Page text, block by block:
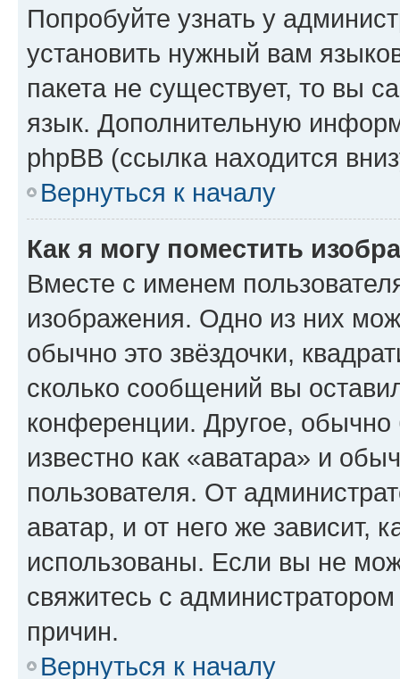
Попробуйте узнать у
установить нужный вам
пакета не существует, то вы
язык. Дополнительную
phpBB (ссылка находится
Вернуться к началу
Как я могу поместить
Вместе с именем
изображения. Одно из них
обычно это звёздочки,
сколько сообщений вы
конференции. Другое,
известно как «аватара» и
пользователя. От
аватар, и от него же зависит,
использованы. Если вы не
свяжитесь с
причин.
Вернуться к началу